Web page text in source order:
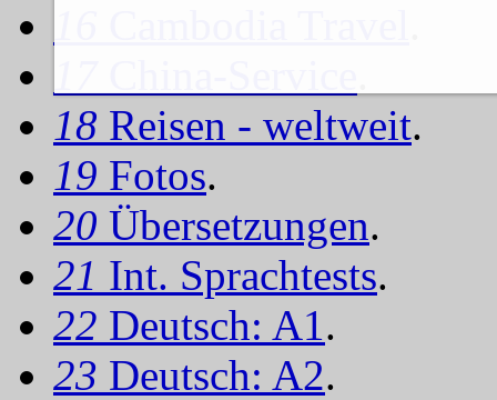
18 Reisen - weltweit.
19 Fotos.
20 Übersetzungen.
21 Int. Sprachtests.
22 Deutsch: A1.
23 Deutsch: A2.